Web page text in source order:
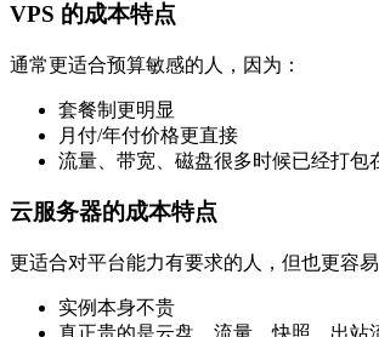
VPS 的成本特点
通常更适合预算敏感的人，因为：
套餐制更明显
月付/年付价格更直接
流量、带宽、磁盘很多时候已经打包
云服务器的成本特点
更适合对平台能力有要求的人，但也更容
实例本身不贵
真正贵的是云盘、流量、快照、出站